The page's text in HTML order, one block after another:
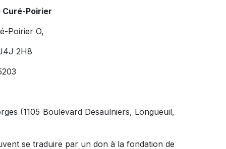
Poirier
Poirier O,
2H8
(1105 Boulevard Desaulniers, Longueuil,
se traduire par un don à la fondation de